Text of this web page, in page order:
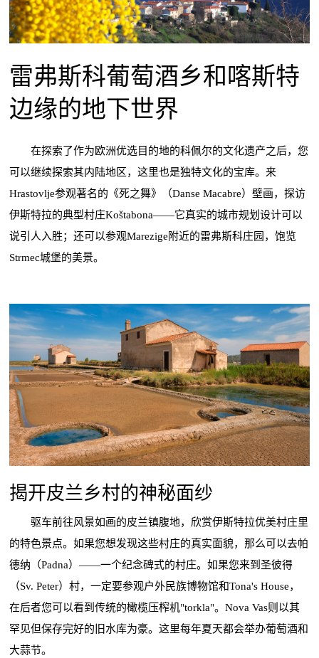
雷弗斯科葡萄酒乡和喀斯特
边缘的地下世界
在探索了作为欧洲优选目的地的科佩尔的文化遗产之后，您
可以继续探索其内陆地区，这里也是独特文化的宝库。来
Hrastovlje参观著名的《死之舞》（Danse Macabre）壁画，探访
伊斯特拉的典型村庄Koštabona——它真实的城市规划设计可以
说引人入胜；还可以参观Marezige附近的雷弗斯科庄园，饱览
Strmec城堡的美景。
揭开皮兰乡村的神秘面纱
驱车前往风景如画的皮兰镇腹地，欣赏伊斯特拉优美村庄里
的特色景点。如果您想发现这些村庄的真实面貌，那么可以去帕
德纳（Padna）——一个纪念碑式的村庄。如果您来到圣彼得
（Sv. Peter）村，一定要参观户外民族博物馆和Tona's House，
在后者您可以看到传统的橄榄压榨机"torkla"。Nova Vas则以其
罕见但保存完好的旧水库为豪。这里每年夏天都会举办葡萄酒和
大蒜节。